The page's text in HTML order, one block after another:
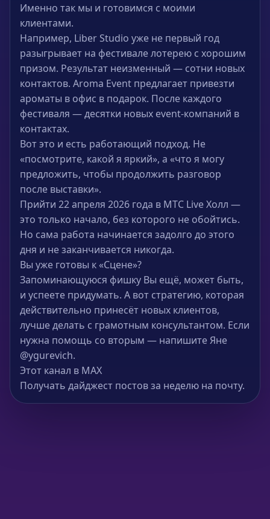
Именно так мы и готовимся с моими
клиентами.
Например, Liber Studio уже не первый год
разыгрывает на фестивале лотерею с хорошим
призом. Результат неизменный — сотни новых
контактов. Aroma Event предлагает привезти
ароматы в офис в подарок. После каждого
фестиваля — десятки новых event-компаний в
контактах.
Вот это и есть работающий подход. Не
«посмотрите, какой я яркий», а «что я могу
предложить, чтобы продолжить разговор
после выставки».
Прийти 22 апреля 2026 года в МТС Live Холл —
это только начало, без которого не обойтись.
Но сама работа начинается задолго до этого
дня и не заканчивается никогда.
Вы уже готовы к «Сцене»?
Запоминающуюся фишку Вы ещё, может быть,
и успеете придумать. А вот стратегию, которая
действительно принесёт новых клиентов,
лучше делать с грамотным консультантом. Если
нужна помощь со вторым — напишите Яне
@ygurevich.
Этот канал в MAX
Получать дайджест постов за неделю на почту.